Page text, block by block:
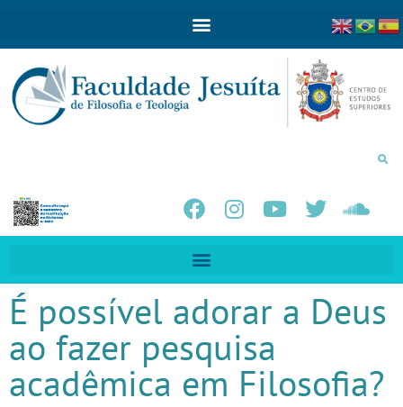
É possível adorar a Deus
ao fazer pesquisa
acadêmica em Filosofia?